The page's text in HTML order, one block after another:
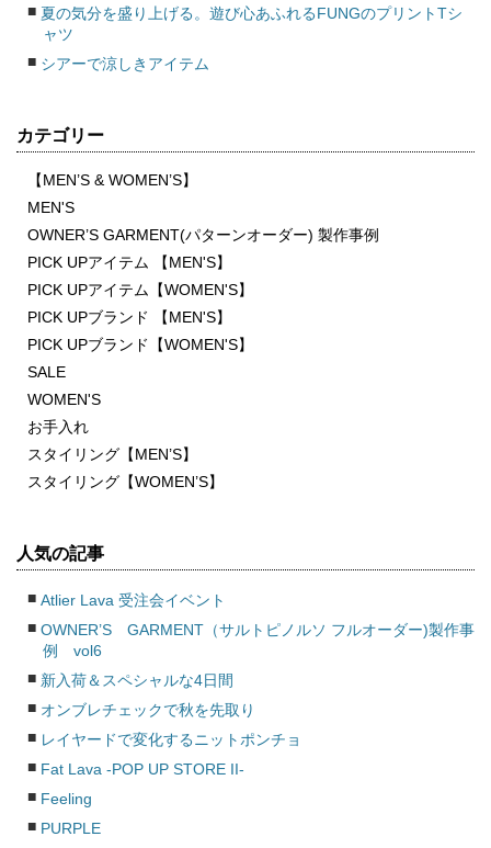
夏の気分を盛り上げる。遊び心あふれるFUNGのプリントTシ
ャツ
シアーで涼しきアイテム
カテゴリー
【MEN’S & WOMEN’S】
MEN'S
OWNER’S GARMENT(パターンオーダー) 製作事例
PICK UPアイテム 【MEN'S】
PICK UPアイテム【WOMEN'S】
PICK UPブランド 【MEN'S】
PICK UPブランド【WOMEN'S】
SALE
WOMEN'S
お手入れ
スタイリング【MEN’S】
スタイリング【WOMEN’S】
人気の記事
Atlier Lava 受注会イベント
OWNER’S GARMENT（サルトピノルソ フルオーダー)製作事
例 vol6
新入荷＆スペシャルな4日間
オンブレチェックで秋を先取り
レイヤードで変化するニットポンチョ
Fat Lava -POP UP STORE II-
Feeling
PURPLE